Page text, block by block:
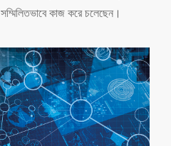
কাজ করে চলেছেন।